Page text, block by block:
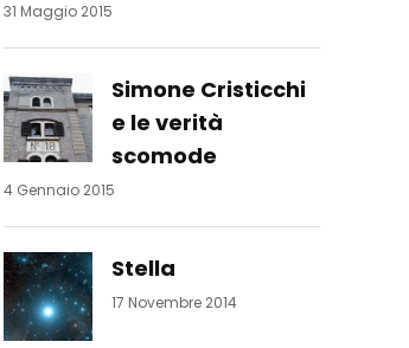
31 Maggio 2015
Simone Cristicchi
e le verità
scomode
4 Gennaio 2015
Stella
17 Novembre 2014